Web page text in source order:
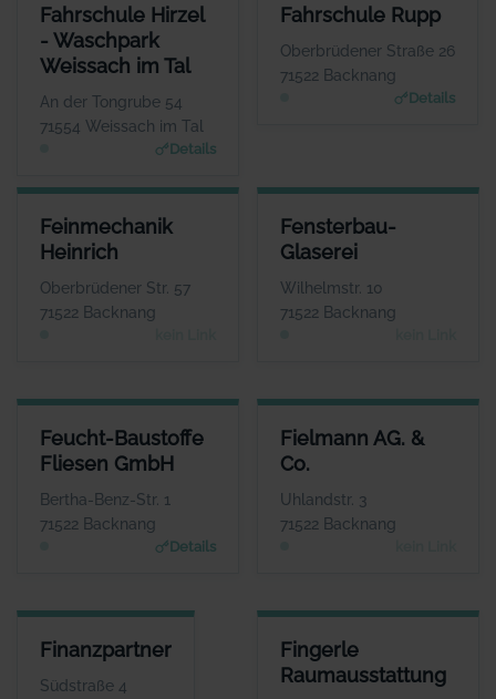
Fahrschule Hirzel
- Waschpark
Weissach im Tal
An der Tongrube 54
71554 Weissach im Tal
Details
FAHRSCHULE HIRZEL - WASCHPARK WEISSACH IM TAL
ANSPRECHPARTNER
Herr Timo Hirzel
www.fahrschule-hirzel.de; www.waschparkweissachim
tal.de
Fahrschule Rupp
Oberbrüdener Straße 26
71522 Backnang
Details
FAHRSCHULE RUPP
ANSPRECHPARTNER
Herr Andreas Rupp
www.fahrschule-rupp.d
e
Feinmechanik
Heinrich
Oberbrüdener Str. 57
71522 Backnang
FEINMECHANIK HEINRICH
ANSPRECHPARTNER
Herr Jürgen Heinrich
WEBSITE
Keine Website hinterlegt
Fensterbau-
Glaserei
Wilhelmstr. 10
71522 Backnang
FENSTERBAU-GLASEREI
ANSPRECHPARTNER
Herr Jörg Fahrbach
Feucht-Baustoffe
Fliesen GmbH
Bertha-Benz-Str. 1
71522 Backnang
Details
FEUCHT-BAUSTOFFE FLIESEN GMBH
ANSPRECHPARTNER
Herr Volker Nasser
WEBSITE
www.feucht-backnang.de
Fielmann AG. &
Co.
Uhlandstr. 3
71522 Backnang
FIELMANN AG. & CO.
Keine Website hinterlegt
Finanzpartner
Südstraße 4
FINANZPARTNER
ANSPRECHPARTNER
Herr Werner Grau
Fingerle
Raumausstattung
FINGERLE
Frau Heike